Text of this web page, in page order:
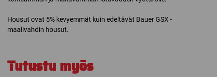
Housut ovat 5% kevyemmät kuin edeltävät Bauer GSX -
maalivahdin housut.
Tutustu myös